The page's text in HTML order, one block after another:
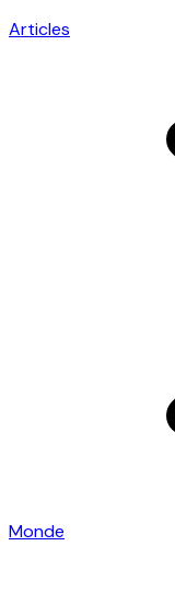
Articles
Monde